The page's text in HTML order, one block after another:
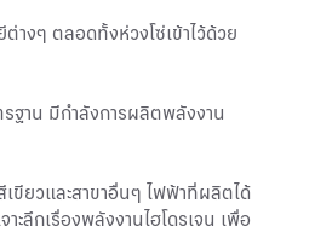
างๆ ตลอดทั้งห่วงโซ่เข้าไว้ด้วย
ฐาน มีกำลังการผลิตพลังงาน
ขียวและสาขาอื่นๆ ไฟฟ้าที่ผลิตได้
ะลึกเรื่องพลังงานไฮโดรเจน เพื่อ